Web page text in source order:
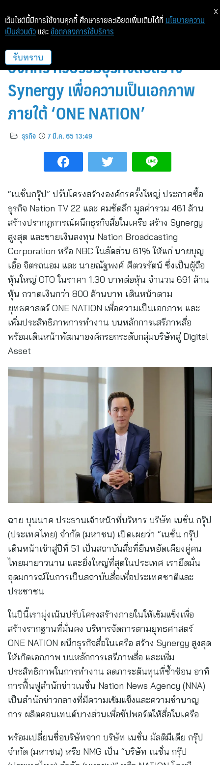
ฉาย บุนนาค” ปรับโครงสร้าง
องค์กร ควบรวมธุรกิจสื่อสร้าง
Synergy เพื่อความเป็นเอกภาพ
ภายใต้ ‘ONE NATION’
ธุรกิจ 7 มี.ค. 65 13:49
“เนชั่นกรุ๊ป” ปรับโครงสร้างองค์กรครั้งใหญ่ ประกาศซื้อ
ธุรกิจ Nation TV 22 และ คมชัดลึก มูลค่ารวม 461 ล้าน
สร้างปรากฎการณ์ผนึกธุรกิจสื่อในเครือ สร้าง Synergy
สูงสุด และขายเงินลงทุน Nation Broadcasting
Corporation หรือ NBC ในสัดส่วน 61% ให้แก่ นายบุญ
เอื้อ จิตรถนอม และ นายณัฐพงศ์ ศีตวรรัตน์ ซึ่งเป็นผู้ถือ
หุ้นใหญ่ OTO ในราคา 1.30 บาทต่อหุ้น จำนวน 691 ล้าน
หุ้น กวาดเงินกว่า 800 ล้านบาท เดินหน้าตาม
ยุทธศาสตร์ ONE NATION เพื่อความเป็นเอกภาพ และ
เพิ่มประสิทธิภาพการทำงาน บนหลักการเสรีภาพสื่อ
พร้อมเดินหน้าพัฒนาองค์กรยกระดับกลุ่มบริษัทสู่ Digital
Asset
ฉาย บุนนาค ประธานเจ้าหน้าที่บริหาร บริษัท เนชั่น กรุ๊ป
(ประเทศไทย) จำกัด (มหาชน) เปิดเผยว่า “เนชั่น กรุ๊ป
เดินหน้าเข้าสู่ปีที่ 51 เป็นสถาบันสื่อที่ยืนหยัดเคียงคู่คน
ไทยมายาวนาน และยิ่งใหญ่ที่สุดในประเทศ เรายึดมั่น
อุดมการณ์ในการเป็นสถาบันสื่อเพื่อประเทศชาติและ
ประชาชน
ในปีนี้เรามุ่งเน้นปรับโครงสร้างภายในให้เข้มแข็งเพื่อ
สร้างรากฐานที่มั่นคง บริหารจัดการตามยุทธศาสตร์
ONE NATION ผนึกธุรกิจสื่อในเครือ สร้าง Synergy สูงสุด
ให้เกิดเอกภาพ บนหลักการเสรีภาพสื่อ และเพิ่ม
ประสิทธิภาพในการทำงาน ลดภาระต้นทุนที่ซ้ำซ้อน อาทิ
การฟื้นฟูสำนักข่าวเนชั่น Nation News Agency (NNA)
เป็นสำนักข่าวกลางที่มีความเข้มแข็งและความชำนาญ
การ ผลิตคอนเทนต์บางส่วนเพื่อซัปพอร์ตให้สื่อในเครือ
พร้อมเปลี่ยนชื่อบริษัทจาก บริษัท เนชั่น มัลติมีเดีย กรุ๊ป
จำกัด (มหาชน) หรือ NMG เป็น “บริษัท เนชั่น กรุ๊ป
เว็บไซต์นี้มีการใช้งานคุกกี้ ศึกษารายละเอียดเพิ่มเติมได้ที่ นโยบายความ
เป็นส่วนตัว และ ข้อตกลงการใช้บริการ
รับทราบ
X